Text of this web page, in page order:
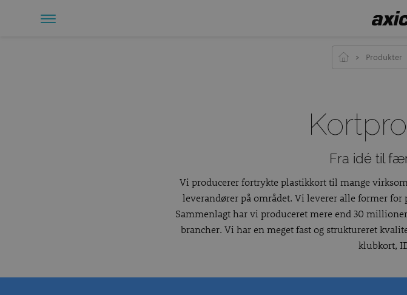
> Produkter
Fra idé til
Vi producerer fortrykte plastikkort til mange
leverandører på området. Vi leverer alle former for
Sammenlagt har vi produceret mere end 30
brancher. Vi har en meget fast og struktureret
klubkort,